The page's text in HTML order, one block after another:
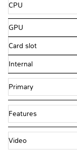
CPU
GPU
Card slot
Internal
Primary
Features
Video